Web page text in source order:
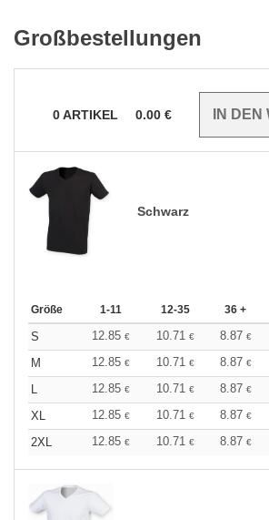
Großbestellungen
0ARTIKEL 0.00 €
Schwarz
Größe 1-11 12-35 36 +
S 12.85 € 10.71 € 8.87 €
M
12.85 € 10.71 € 8.87 €
L
12.85 € 10.71 € 8.87 €
XL
12.85 € 10.71 € 8.87 €
2XL
12.85 € 10.71 € 8.87 €